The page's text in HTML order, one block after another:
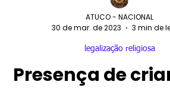
Presença de
legalização religiosa
ATUCO - NACIONAL
30 de mar. de 2023
3 min de